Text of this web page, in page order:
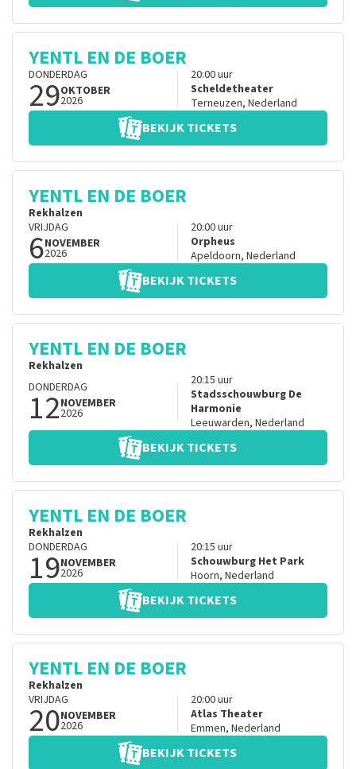
YENTL EN DE BOER
DONDERDAG
29OKTOBER
2026
20:00uur
Scheldetheater
Terneuzen, Nederland
BEKIJK TICKETS
YENTL EN DE BOER
Rekhalzen
VRIJDAG
6NOVEMBER
2026
20:00uur
Orpheus
Apeldoorn, Nederland
BEKIJK TICKETS
YENTL EN DE BOER
Rekhalzen
DONDERDAG
12NOVEMBER
2026
20:15 uur
Stadsschouwburg De
Harmonie
Leeuwarden, Nederland
BEKIJK TICKETS
YENTL EN DE BOER
Rekhalzen
DONDERDAG
19NOVEMBER
2026
20:15 uur
Schouwburg Het Park
Hoorn, Nederland
BEKIJK TICKETS
YENTL EN DE BOER
Rekhalzen
VRIJDAG
20NOVEMBER
2026
20:00uur
Atlas Theater
Emmen, Nederland
BEKIJK TICKETS